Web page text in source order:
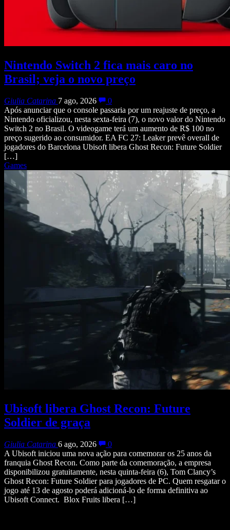
Nintendo Switch 2 fica mais caro no
Brasil; veja o novo preço
Giulia Catarina 7 ago, 2026
0
Após anunciar que o console passaria por um reajuste de preço, a
Nintendo oficializou, nesta sexta-feira (7), o novo valor do Nintendo
Switch 2 no Brasil. O videogame terá um aumento de R$ 100 no
preço sugerido ao consumidor. EA FC 27: Leaker prevê overall de
jogadores do Barcelona Ubisoft libera Ghost Recon: Future Soldier
[…]
Games
Ubisoft libera Ghost Recon: Future
Soldier de graça
Giulia Catarina 6 ago, 2026
0
A Ubisoft iniciou uma nova ação para comemorar os 25 anos da
franquia Ghost Recon. Como parte da comemoração, a empresa
disponibilizou gratuitamente, nesta quinta-feira (6), Tom Clancy’s
Ghost Recon: Future Soldier para jogadores de PC. Quem resgatar o
jogo até 13 de agosto poderá adicioná-lo de forma definitiva ao
Ubisoft Connect. Blox Fruits libera […]